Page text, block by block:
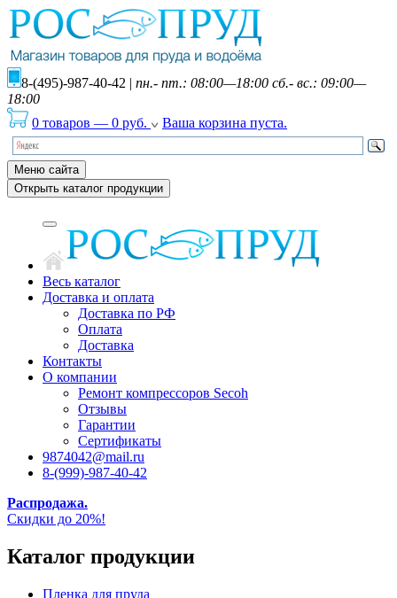
8-(495)-987-40-42 | пн.- пт.: 08:00—18:00 сб.- вс.: 09:00—
18:00
0 товаров — 0 руб. Ваша корзина пуста.
Меню сайта
Открыть каталог продукции
Весь каталог
Доставка и оплата
Доставка по РФ
Оплата
Доставка
Контакты
О компании
Ремонт компрессоров Secoh
Отзывы
Гарантии
Сертификаты
9874042@mail.ru
8-(999)-987-40-42
Распродажа.
Скидки до 20%!
Каталог продукции
Пленка для пруда